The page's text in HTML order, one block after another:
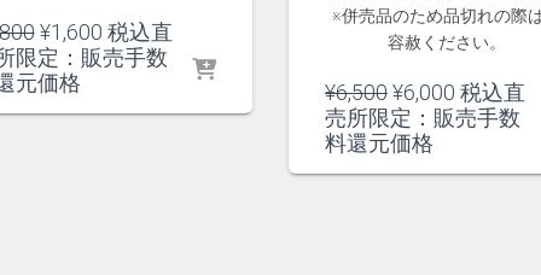
元
の
価
¥1,600現
在
税込直
限定：販売手数
元価格
※併売品のため品切れの際
容赦ください。
¥6,500元
の
価
¥6,000 現
在
税込直
売所限定：販売手数
料還元価格